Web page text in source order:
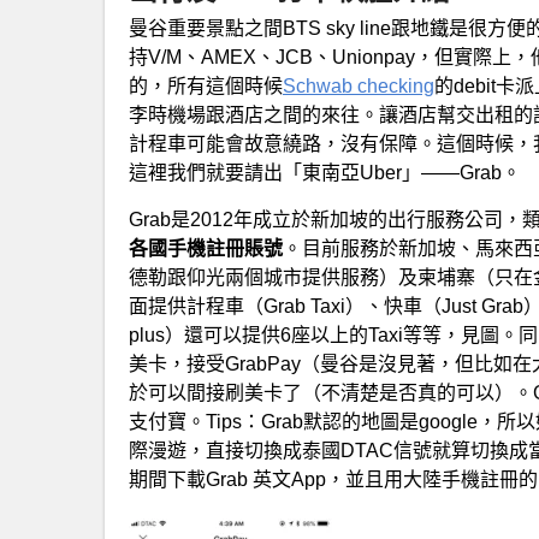
曼谷重要景點之間BTS sky line跟地鐵是很方便
持V/M、AMEX、JCB、Unionpay，但實際上
的，所有這個時候Schwab checking的debit卡
李時機場跟酒店之間的來往。讓酒店幫交出租
計程車可能會故意繞路，沒有保障。這個時候
這裡我們就要請出「東南亞Uber」——Grab。
Grab是2012年成立於新加坡的出行服務公司，
各國手機註冊賬號。目前服務於新加坡、馬來
德勒跟仰光兩個城市提供服務）及柬埔寨（只
面提供計程車（Grab Taxi）、快車（Just Grab
plus）還可以提供6座以上的Taxi等等，見圖。
美卡，接受GrabPay（曼谷是沒見著，但比如
於可以間接刷美卡了（不清楚是否真的可以）
支付寶。Tips：Grab默認的地圖是google，所
際漫遊，直接切換成泰國DTAC信號就算切換
期間下載Grab 英文App，並且用大陸手機註冊